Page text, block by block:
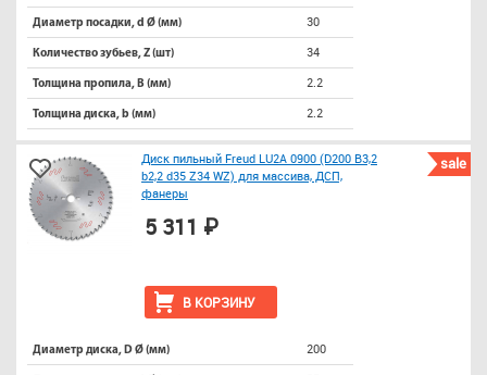
Диаметр посадки, d Ø (мм) 30
Количество зубьев, Z (шт) 34
Толщина пропила, B (мм) 2.2
Толщина диска, b (мм) 2.2
sale
Диск пильный Freud LU2A 0900 (D200 B3,2
b2,2 d35 Z34 WZ) для массива, ДСП,
фанеры
В КОРЗИНУ
5 311 ₽
Диаметр диска, D Ø (мм) 200